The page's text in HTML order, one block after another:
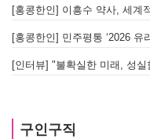
구인구직